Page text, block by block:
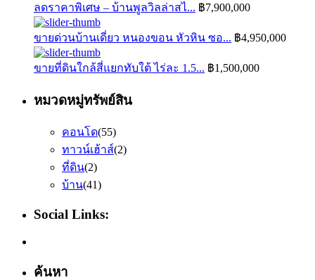
ลดราคาพิเศษ – บ้านพูลวิลล่าสไ... ฿7,900,000
ขายด่วนบ้านเดี่ยว หนองขอน หัวหิน ซอ... ฿4,950,000
ขายที่ดินใกล้สี่แยกทับใต้ ไร่ละ 1.5... ฿1,500,000
หมวดหมู่ทรัพย์สิน
คอนโด(55)
ทาวน์เฮ้าส์(2)
ที่ดิน(2)
บ้าน(41)
Social Links:
ค้นหา